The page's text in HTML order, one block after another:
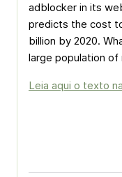
adblocker in its
predicts the cost
billion by 2020.
large population
Leia aqui o texto